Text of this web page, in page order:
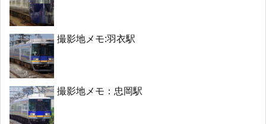
撮影地メモ:羽衣駅
撮影地メモ：忠岡駅